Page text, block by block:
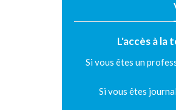
L'accès à
Si vous êtes un
Si vous êtes